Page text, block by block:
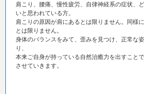
肩こり、腰痛、慢性疲労、自律神経系の症状、
いと思われている方。
肩こりの原因が肩にあるとは限りません。同様
とは限りません。
身体のバランスをみて、歪みを見つけ、正常な
り、
本来ご自身が持っている自然治癒力を出すこと
させていきます。